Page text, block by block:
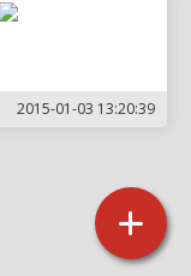
2015-01-03 13:20:39